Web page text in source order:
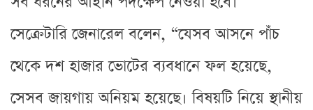
সেক্রেটারি জেনারেল বলেন, “যেসব আসনে পাঁচ
থেকে দশ হাজার ভোটের ব্যবধানে ফল হয়েছে,
সেসব জায়গায় অনিয়ম হয়েছে। বিষয়টি নিয়ে স্থানীয়